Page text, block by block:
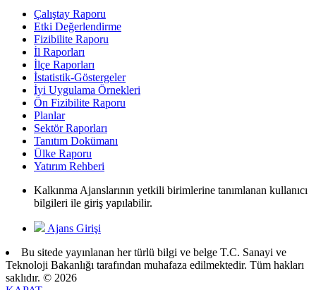
Çalıştay Raporu
Etki Değerlendirme
Fizibilite Raporu
İl Raporları
İlçe Raporları
İstatistik-Göstergeler
İyi Uygulama Örnekleri
Ön Fizibilite Raporu
Planlar
Sektör Raporları
Tanıtım Dokümanı
Ülke Raporu
Yatırım Rehberi
Kalkınma Ajanslarının yetkili birimlerine tanımlanan kullanıcı
bilgileri ile giriş yapılabilir.
Ajans Girişi
Bu sitede yayınlanan her türlü bilgi ve belge T.C. Sanayi ve
Teknoloji Bakanlığı tarafından muhafaza edilmektedir. Tüm hakları
saklıdır. © 2026